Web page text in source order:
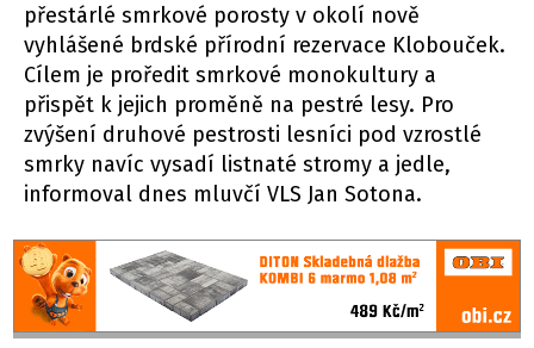
přestárlé smrkové porosty v okolí nově
vyhlášené brdské přírodní rezervace Klobouček.
Cílem je proředit smrkové monokultury a
přispět k jejich proměně na pestré lesy. Pro
zvýšení druhové pestrosti lesníci pod vzrostlé
smrky navíc vysadí listnaté stromy a jedle,
informoval dnes mluvčí VLS Jan Sotona.